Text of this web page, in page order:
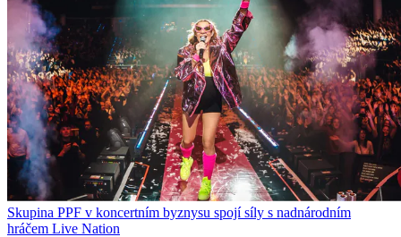
Skupina PPF v koncertním byznysu spojí síly s nadnárodním
hráčem Live Nation